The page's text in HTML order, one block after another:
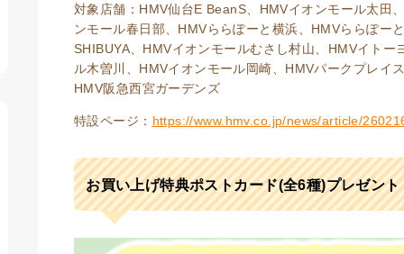
対象店舗：HMV仙台E BeanS、HMVイオンモール太田
ンモール春日部、HMVららぽーと横浜、HMVららぽー
SHIBUYA、HMVイオンモールむさし村山、HMVイトー
ル木曽川、HMVイオンモール岡崎、HMVパークプレイ
HMV阪急西宮ガーデンズ
特設ページ： https://www.hmv.co.jp/news/article/
お買い上げ特典ポストカード(全6種)プレゼント